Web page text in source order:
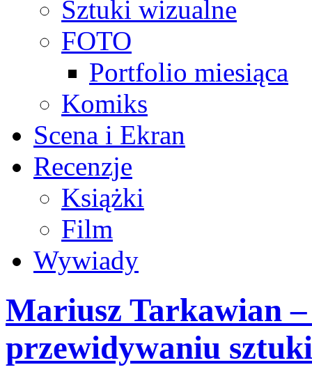
Sztuki wizualne
FOTO
Portfolio miesiąca
Komiks
Scena i Ekran
Recenzje
Książki
Film
Wywiady
Mariusz Tarkawian
przewidywaniu sztuki